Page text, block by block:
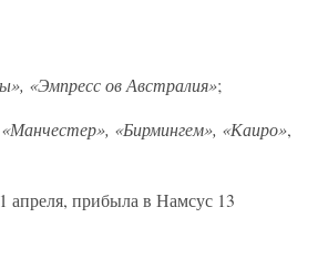
«Эмпресс ов Австралия»;
«Манчестер», «Бирмингем», «Каиро»,
апреля, прибыла в Намсус 13